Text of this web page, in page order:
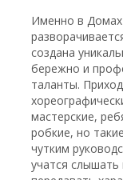
Именно в Домах
создана
бережно и
таланты.
мастерские,
робкие, но
чутким
учатся